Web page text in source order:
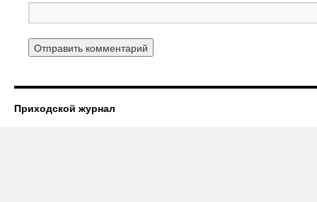
Приходской журнал